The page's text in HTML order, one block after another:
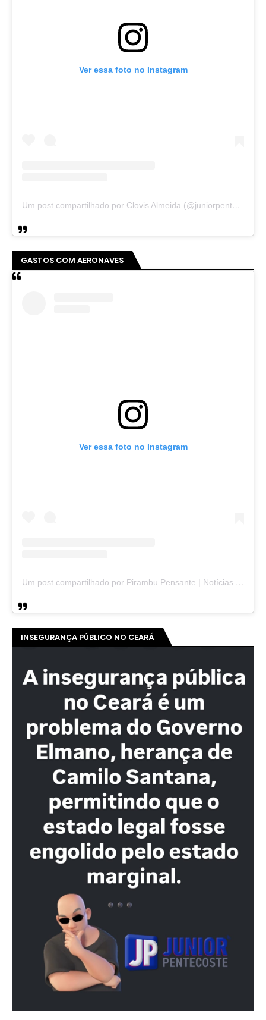
Ver essa foto no Instagram
Um post compartilhado por Clovis Almeida (@juniorpentecoste01)
GASTOS COM AERONAVES
Ver essa foto no Instagram
Um post compartilhado por Pirambu Pensante | Notícias & Entretenimento (@pirambupensante)
INSEGURANÇA PÚBLICO NO CEARÁ